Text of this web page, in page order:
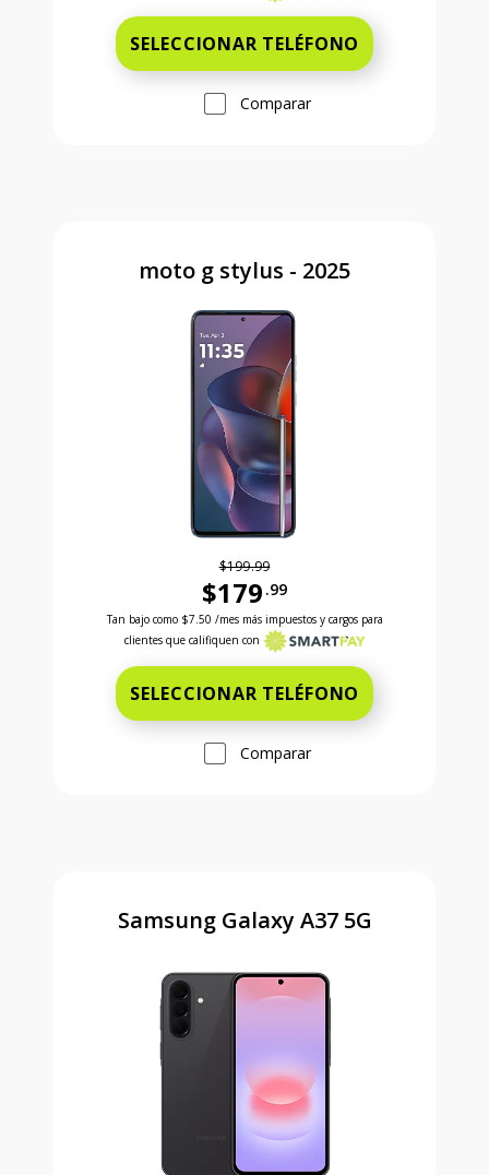
SELECCIONAR TELÉFONO
Comparar
moto g stylus - 2025
$199.99
$179 .99
Antes el precio era 199 dollars and 99 cents
Tan bajo como $7.50 /mes más impuestos y cargos para
clientes que califiquen con
SELECCIONAR TELÉFONO
Comparar
Samsung Galaxy A37 5G